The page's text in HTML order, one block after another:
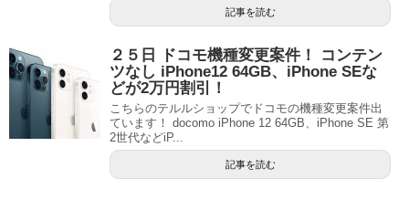
記事を読む
２５日 ドコモ機種変更案件！ コンテン
ツなし iPhone12 64GB、iPhone SEな
どが2万円割引！
こちらのテルルショップでドコモの機種変更案件出
ています！ docomo iPhone 12 64GB、iPhone SE 第
2世代などiP...
記事を読む